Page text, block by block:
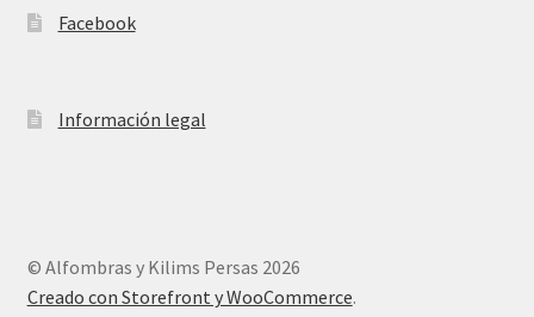
Facebook
Información legal
© Alfombras y Kilims Persas 2026
Creado con Storefront y WooCommerce.